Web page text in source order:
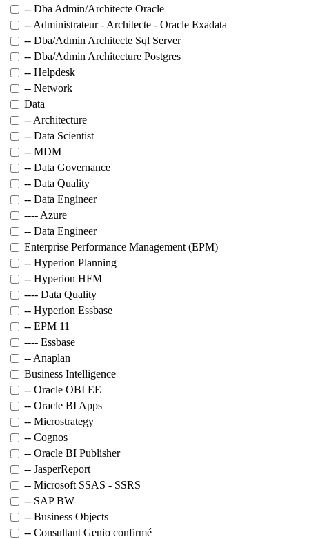
-- Dba Admin/Architecte Oracle
-- Administrateur - Architecte - Oracle Exadata
-- Dba/Admin Architecte Sql Server
-- Dba/Admin Architecture Postgres
-- Helpdesk
-- Network
Data
-- Architecture
-- Data Scientist
-- MDM
-- Data Governance
-- Data Quality
-- Data Engineer
---- Azure
-- Data Engineer
Enterprise Performance Management (EPM)
-- Hyperion Planning
-- Hyperion HFM
---- Data Quality
-- Hyperion Essbase
-- EPM 11
---- Essbase
-- Anaplan
Business Intelligence
-- Oracle OBI EE
-- Oracle BI Apps
-- Microstrategy
-- Cognos
-- Oracle BI Publisher
-- JasperReport
-- Microsoft SSAS - SSRS
-- SAP BW
-- Business Objects
-- Consultant Genio confirmé